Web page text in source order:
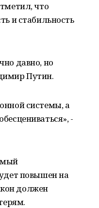
что
и стабильность
давно, но
Путин.
системы, а
-
повышен на
должен